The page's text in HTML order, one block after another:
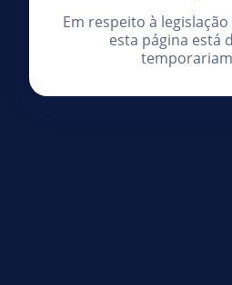
Em respeito à
esta página está